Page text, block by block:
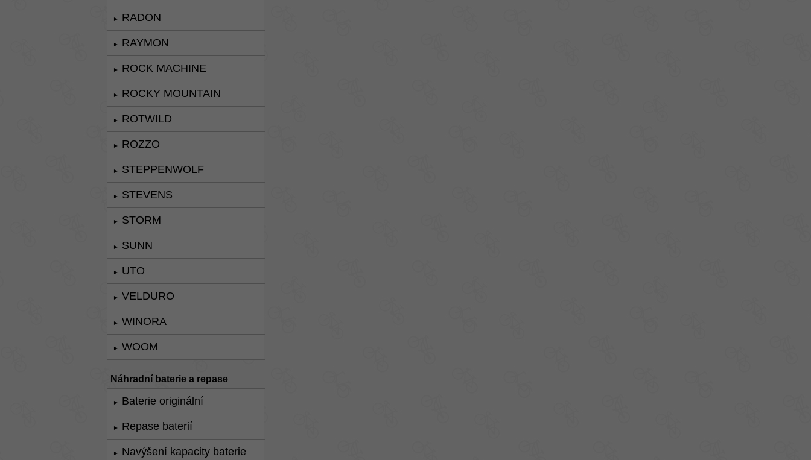
► RADON
► RAYMON
► ROCK MACHINE
► ROCKY MOUNTAIN
► ROTWILD
► ROZZO
► STEPPENWOLF
► STEVENS
► STORM
► SUNN
► UTO
► VELDURO
► WINORA
► WOOM
Náhradní baterie a repase
► Baterie originální
► Repase baterií
► Navýšení kapacity baterie